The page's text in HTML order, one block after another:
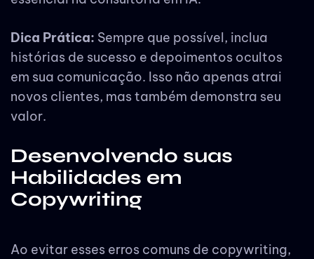
Dica Prática: Sempre que possível, inclua
histórias de sucesso e depoimentos ocultos
em sua comunicação. Isso não apenas atrai
novos clientes, mas também demonstra seu
valor.
Desenvolvendo suas
Habilidades em
Copywriting
Ao evitar esses erros comuns de copywriting,